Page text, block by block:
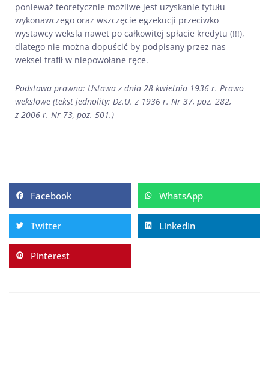
ponieważ teoretycznie możliwe jest uzyskanie tytułu
wykonawczego oraz wszczęcie egzekucji przeciwko
wystawcy weksla nawet po całkowitej spłacie kredytu (!!!),
dlatego nie można dopuścić by podpisany przez nas
weksel trafił w niepowołane ręce.
Podstawa prawna: Ustawa z dnia 28 kwietnia 1936 r. Prawo
wekslowe (tekst jednolity; Dz.U. z 1936 r. Nr 37, poz. 282,
z 2006 r. Nr 73, poz. 501.)
Facebook WhatsApp
Twitter LinkedIn
Pinterest